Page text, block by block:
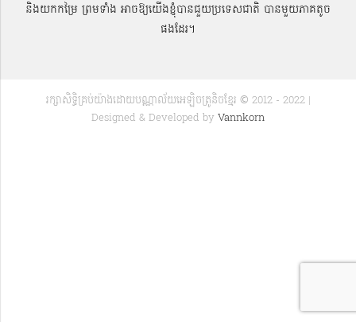
និងយកកម្រៃ ព្រមទាំង អាចឱ្យយើងខ្ញុំបានជួយប្រទេសជាតិ បានមួយភាគតូច
ផងដែរ។
រក្សាសិទ្ធិគ្រប់យ៉ាងដោយបណ្ណាល័យអេឡិចត្រូនិចខ្មែរ © 2012 - 2022 |
Designed & Developed by Vannkorn